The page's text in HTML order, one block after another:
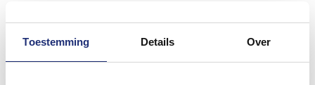
Toestemming Details Over